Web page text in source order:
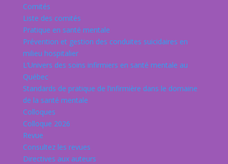
Comités
Liste des comités
Pratique en santé mentale
Prévention et gestion des conduites suicidaires en
milieu hospitalier
L’Univers des soins infirmiers en santé mentale au
Québec
Standards de pratique de l’infirmière dans le domaine
de la santé mentale
Colloques
Colloque 2026
Revue
Consultez les revues
Directives aux auteurs